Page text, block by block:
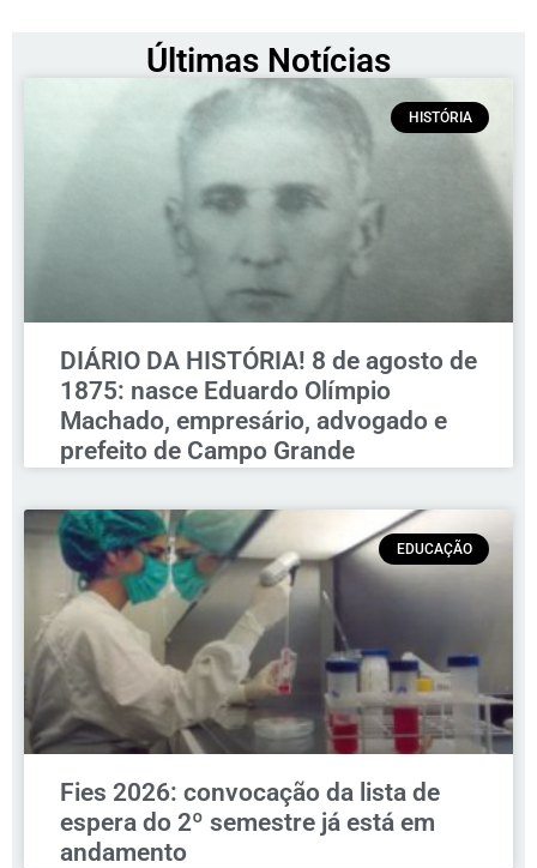
Últimas Notícias
HISTÓRIA
DIÁRIO DA HISTÓRIA! 8 de agosto de
1875: nasce Eduardo Olímpio
Machado, empresário, advogado e
prefeito de Campo Grande
EDUCAÇÃO
Fies 2026: convocação da lista de
espera do 2º semestre já está em
andamento